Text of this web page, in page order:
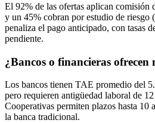
El 92% de las ofertas aplican comisión
y un 45% cobran por estudio de riesgo
penaliza el pago anticipado, con tasas
pendiente.
¿Bancos o financieras ofrecen
Los bancos tienen TAE promedio del
pero requieren antigüedad laboral de 12
Cooperativas permiten plazos hasta 10
la banca tradicional.